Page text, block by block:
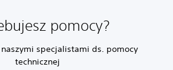
pomocy?
specjalistami ds. pomocy
technicznej